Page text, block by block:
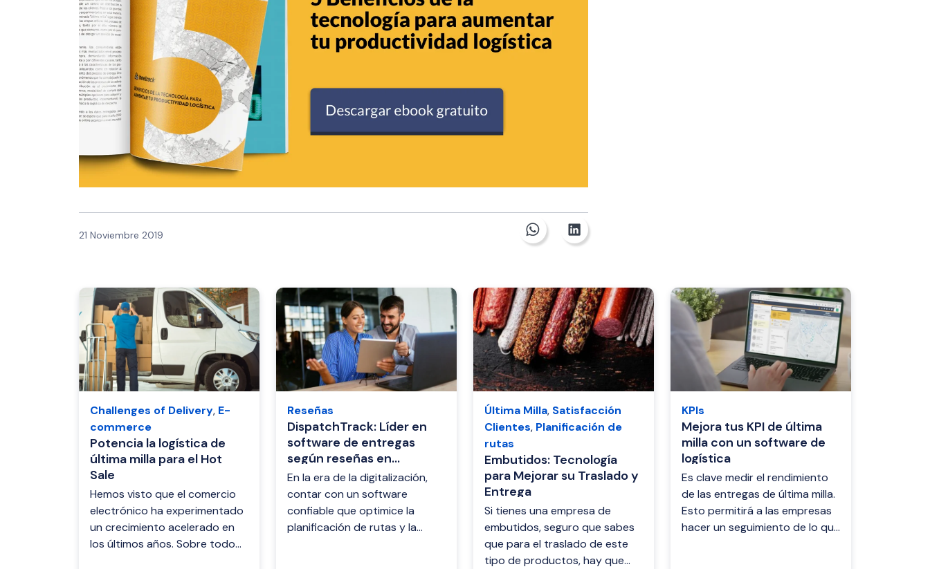
21 Noviembre 2019
Challenges of Delivery, E-
commerce
Potencia la logística de
última milla para el Hot
Sale
Hemos visto que el comercio
electrónico ha experimentado
un crecimiento acelerado en
los últimos años. Sobre todo
Reseñas
DispatchTrack: Líder en
software de entregas
según reseñas en
Capterra
En la era de la digitalización,
contar con un software
confiable que optimice la
planificación de rutas y la
Última Milla, Satisfacción
Clientes, Planificación de
rutas
Embutidos: Tecnología
para Mejorar su Traslado y
Entrega
Si tienes una empresa de
embutidos, seguro que sabes
que para el traslado de este
tipo de productos, hay que
KPIs
Mejora tus KPI de última
milla con un software de
logística
Es clave medir el rendimiento
de las entregas de última milla.
Esto permitirá a las empresas
hacer un seguimiento de lo que